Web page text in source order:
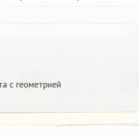
с геометрией